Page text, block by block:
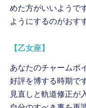
めた方がいいようで
ようにするのがおす
【乙女座】
あなたのチャームポ
好評を博する時期で
見直しと軌道修正が